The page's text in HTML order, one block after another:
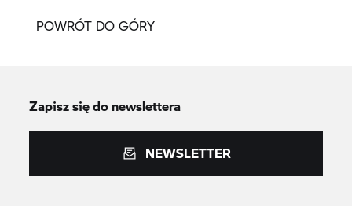
POWRÓT DO GÓRY
Zapisz się do newslettera
NEWSLETTER